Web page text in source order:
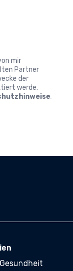
mir
Partner
der
werde.
.